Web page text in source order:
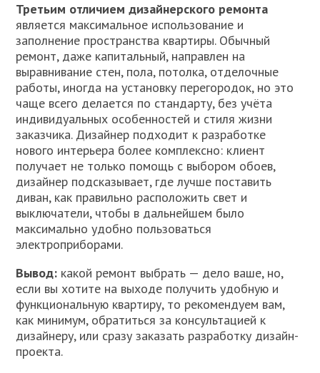
Третьим отличием дизайнерского ремонта
является максимальное использование и
заполнение пространства квартиры. Обычный
ремонт, даже капитальный, направлен на
выравнивание стен, пола, потолка, отделочные
работы, иногда на установку перегородок, но это
чаще всего делается по стандарту, без учёта
индивидуальных особенностей и стиля жизни
заказчика. Дизайнер подходит к разработке
нового интерьера более комплексно: клиент
получает не только помощь с выбором обоев,
дизайнер подсказывает, где лучше поставить
диван, как правильно расположить свет и
выключатели, чтобы в дальнейшем было
максимально удобно пользоваться
электроприборами.
Вывод: какой ремонт выбрать — дело ваше, но,
если вы хотите на выходе получить удобную и
функциональную квартиру, то рекомендуем вам,
как минимум, обратиться за консультацией к
дизайнеру, или сразу заказать разработку дизайн-
проекта.